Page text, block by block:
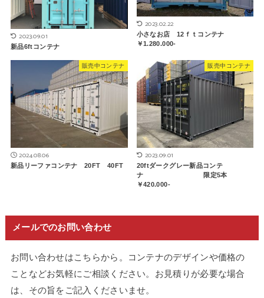
2023.09.01
新品6ftコンテナ
2023.02.22
小さなお店 12ｆｔコンテナ
￥1.280.000-
販売中コンテナ
2024.08.06
新品リーファコンテナ 20FT 40FT
販売中コンテナ
2023.09.01
20ftダークグレー新品コンテ
ナ 限定5本
￥420.000-
メールでのお問い合わせ
お問い合わせはこちらから。コンテナのデザインや価格の
ことなどお気軽にご相談ください。お見積りが必要な場合
は、その旨をご記入くださいませ。